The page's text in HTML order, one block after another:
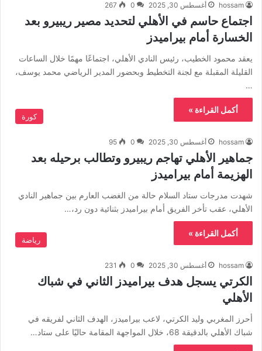
hossam أغسطس 30, 2025 0
267
اجتماع حاسم في الأهلي لتحديد مصير ريبيرو بعد
الخسارة أمام بيراميدز
يعقد محمود الخطيب، رئيس النادي الأهلي، اجتماعًا مهمًا خلال الساعات
القليلة المقبلة مع لجنة التخطيط وبحضور المدير الرياضي محمد يوسف،
…
أكمل القراءة »
كورة
hossam أغسطس 30, 2025 0
95
جماهير الأهلي تهاجم ريبيرو وتطالب برحيله بعد
الهزيمة أمام بيراميدز
شهدت مدرجات ستاد السلام حالة من الغضب العارم بين جماهير النادي
الأهلي، عقب تأخر الفريق أمام بيراميدز بثنائية دون رد،…
أكمل القراءة »
رياضة
hossam أغسطس 30, 2025 0
231
الكرتي يسجل هدف بيراميدز الثاني في شباك
الأهلي
أحرز المغربي وليد الكرتي، لاعب بيراميدز، الهدف الثاني لفريقه في
شباك الأهلي بالدقيقة 68، خلال المواجهة المقامة حاليًا على ستاد…